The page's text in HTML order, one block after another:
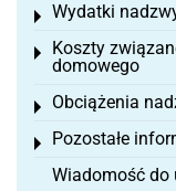
Wydatki
Toggle menu
Koszty
domowego
Toggle menu
Obciążenia
Toggle menu
Pozostałe
Toggle menu
Wiadomość do